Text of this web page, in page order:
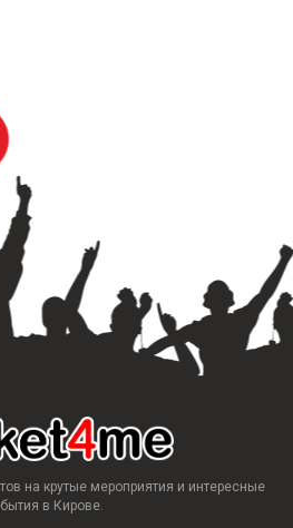
на крутые мероприятия и интересные
в Кирове.